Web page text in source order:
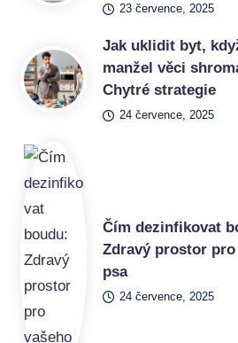
23 července, 2025
Jak uklidit byt,
manžel věci
Chytré strategie
24 července, 2025
Čím dezinfikovat
Zdravý prostor pro
psa
24 července, 2025